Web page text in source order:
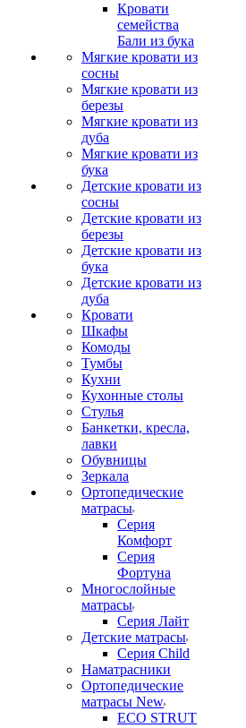
Кровати
семейства
Бали из бука
Мягкие кровати из
сосны
Мягкие кровати из
березы
Мягкие кровати из
дуба
Мягкие кровати из
бука
Детские кровати из
сосны
Детские кровати из
березы
Детские кровати из
бука
Детские кровати из
дуба
Кровати
Шкафы
Комоды
Тумбы
Кухни
Кухонные столы
Стулья
Банкетки, кресла,
лавки
Обувницы
Зеркала
Ортопедические
матрасы
Серия
Комфорт
Серия
Фортуна
Многослойные
матрасы
Серия Лайт
Детские матрасы
Серия Child
Наматрасники
Ортопедические
матрасы New
ECO STRUT